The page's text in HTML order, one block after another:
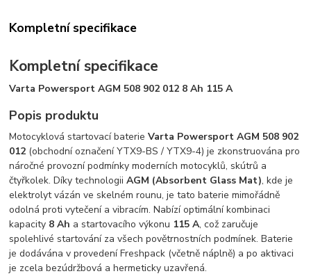
Kompletní specifikace
Kompletní specifikace
Varta Powersport AGM 508 902 012 8 Ah 115 A
Popis produktu
Motocyklová startovací baterieVarta Powersport AGM 508 902
012 (obchodní označení YTX9-BS / YTX9-4) je zkonstruována pro
náročné provozní podmínky moderních motocyklů, skútrů a
čtyřkolek. Díky technologiiAGM (Absorbent Glass Mat), kde je
elektrolyt vázán ve skelném rounu, je tato baterie mimořádně
odolná proti vytečení a vibracím. Nabízí optimální kombinaci
kapacity 8 Ah a startovacího výkonu 115 A, což zaručuje
spolehlivé startování za všech povětrnostních podmínek. Baterie
je dodávána v provedení Freshpack (včetně náplně) a po aktivaci
je zcela bezúdržbová a hermeticky uzavřená.